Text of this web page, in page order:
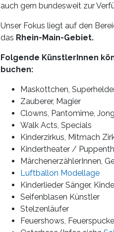
auch gern bundesweit zur
Unser Fokus liegt auf den
das Rhein-Main-Gebiet.
Folgende KünstlerInnen
buchen:
Maskottchen,
Zauberer, Magier
Clowns, Pantomime,
Walk Acts, Specials
Kinderzirkus, Mitmach
Kindertheater /
MärchenerzählerInnen,
Luftballon Modellage
Kinderlieder Sänger,
Seifenblasen Künstler
Stelzenläufer
Feuershows,